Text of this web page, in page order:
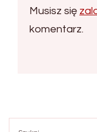
Musisz się
komentarz.